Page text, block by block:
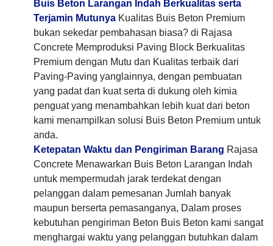
Buis Beton Larangan Indah Berkualitas serta
Terjamin Mutunya Kualitas Buis Beton Premium
bukan sekedar pembahasan biasa? di Rajasa
Concrete Memproduksi Paving Block Berkualitas
Premium dengan Mutu dan Kualitas terbaik dari
Paving-Paving yanglainnya, dengan pembuatan
yang padat dan kuat serta di dukung oleh kimia
penguat yang menambahkan lebih kuat dari beton
kami menampilkan solusi Buis Beton Premium untuk
anda.
Ketepatan Waktu dan Pengiriman Barang Rajasa
Concrete Menawarkan Buis Beton Larangan Indah
untuk mempermudah jarak terdekat dengan
pelanggan dalam pemesanan Jumlah banyak
maupun berserta pemasanganya, Dalam proses
kebutuhan pengiriman Beton Buis Beton kami sangat
menghargai waktu yang pelanggan butuhkan dalam